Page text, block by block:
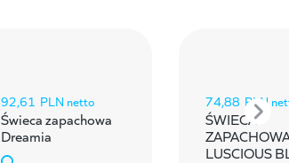
92,61 PLN netto
Świeca zapachowa
Dreamia
74,88 PLN
ŚWIECA
LUSCIOUS